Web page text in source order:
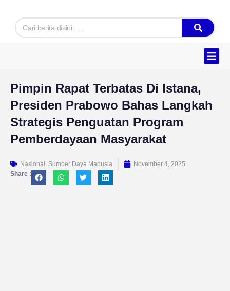
content
Search
Pimpin Rapat Terbatas Di Istana,
Presiden Prabowo Bahas Langkah
Strategis Penguatan Program
Pemberdayaan Masyarakat
Nasional , Sumber Daya Manusia
November 4, 2025
Share :